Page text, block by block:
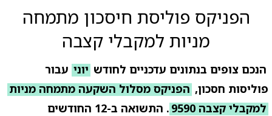
הפניקס פוליסת חיסכון מתמחה
מניות למקבלי קצבה
הנכם צופים בנתונים עדכניים לחודש יוני עבור
פוליסות חסכון, הפניקס מסלול השקעה מתמחה מניות
למקבלי קצבה 9590
. התשואה ב-12 החודשים